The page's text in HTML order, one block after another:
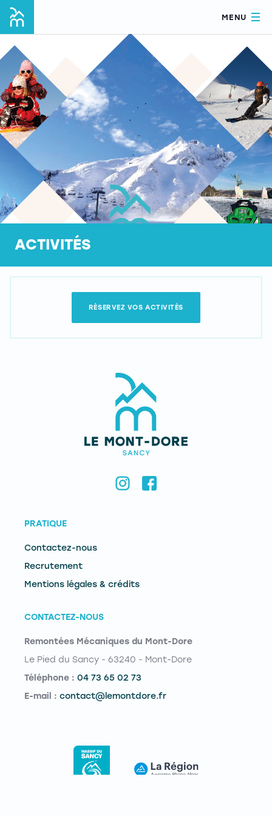
MENU
ACTIVITÉS
RÉSERVEZ VOS ACTIVITÉS
PRATIQUE
Contactez-nous
Recrutement
Mentions légales & crédits
CONTACTEZ-NOUS
Remontées Mécaniques du Mont-Dore
Le Pied du Sancy - 63240 - Mont-Dore
Téléphone : 04 73 65 02 73
E-mail : contact@lemontdore.fr